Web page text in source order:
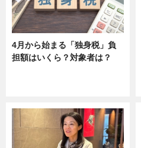
4月から始まる「独身税」負
担額はいくら？対象者は？